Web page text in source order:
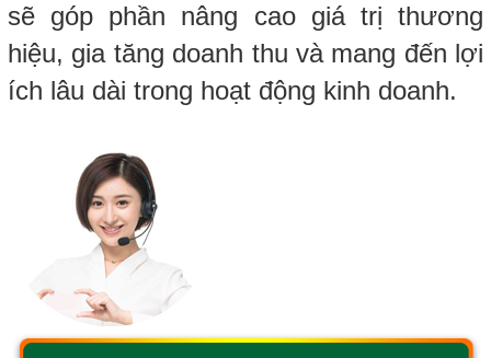
sẽ góp phần nâng cao giá trị thương
hiệu, gia tăng doanh thu và mang đến lợi
ích lâu dài trong hoạt động kinh doanh.